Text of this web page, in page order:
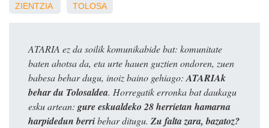
ZIENTZIA TOLOSA
ATARIA ez da soilik komunikabide bat: komunitate
baten ahotsa da, eta urte hauen guztien ondoren, zuen
babesa behar dugu, inoiz baino gehiago: ATARIAk
behar du Tolosaldea. Horregatik erronka bat daukagu
esku artean: gure eskualdeko 28 herrietan hamarna
harpidedun berribehar ditugu. Zu falta zara, bazatoz?